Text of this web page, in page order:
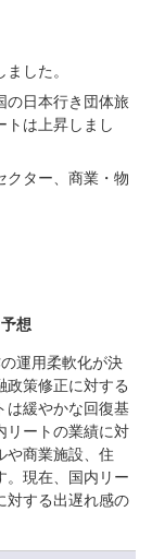
した。
の日本行き団体旅
トは上昇しまし
クター、商業・物
想
運用柔軟化が決
政策修正に対する
は緩やかな回復基
リートの業績に対
や商業施設、住
。現在、国内リー
対する出遅れ感の